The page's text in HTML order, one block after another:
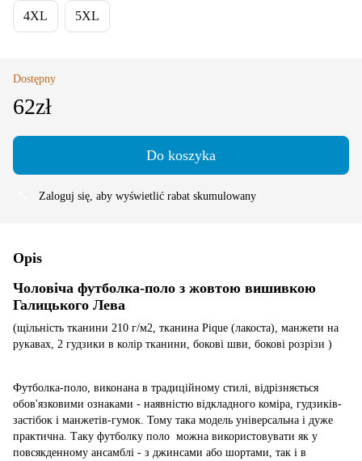
4XL 5XL
Dostępny
62zł
Do koszyka
Zaloguj się , aby wyświetlić rabat skumulowany
Opis
Чоловіча футболка-поло з жовтою вишивкою
Галицького Лева
(щільність тканини 210 г/м2, тканина Pique (лакоста), манжети на
рукавах, 2 гудзики в колір тканини, бокові шви, бокові розрізи )
Футболка-поло, виконана в традиційному стилі, відрізняється
обов'язковими ознаками - наявністю вiдкладного коміра, гудзиків-
застібок і манжетів-гумок. Тому така модель універсальна і дуже
практична. Таку футболку поло можна використовувати як у
повсякденному ансамблі - з джинсами або шортами, так і в